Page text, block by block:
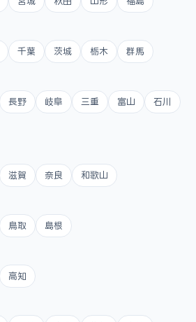
千葉 茨城 栃木 群馬
長野 岐阜 三重 富山 石川
滋賀 奈良 和歌山
鳥取 島根
高知